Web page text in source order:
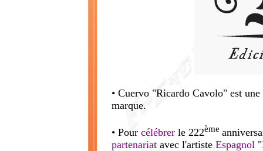
• Cuervo "Ricardo Cavolo" est
marque.
• Pour célébrer le 222ème
partenariat avec l'artiste Espagnol